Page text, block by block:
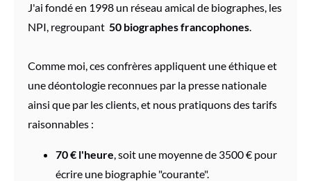
J'ai fondé en 1998 un réseau amical de biographes, les
NPI, regroupant 50 biographes francophones.
Comme moi, ces confrères appliquent une éthique et
une déontologie reconnues par la presse nationale
ainsi que par les clients, et nous pratiquons des tarifs
raisonnables :
70 € l'heure, soit une moyenne de 3500 € pour
écrire une biographie "courante".